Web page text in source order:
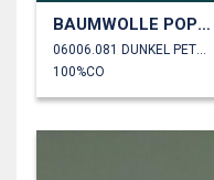
BAUMWOLLE POPELINE
100%CO